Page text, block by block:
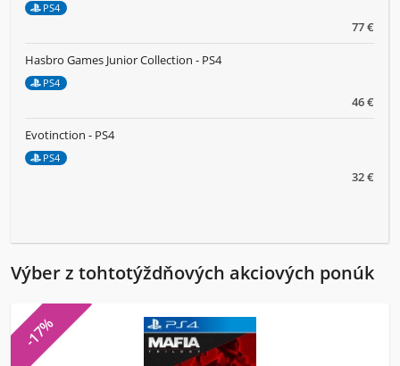
77 €
PS4
46 €
Hasbro Games Junior Collection - PS4
PS4
32 €
Evotinction - PS4
PS4
Výber z tohtotýždňových akciových ponúk
-17%